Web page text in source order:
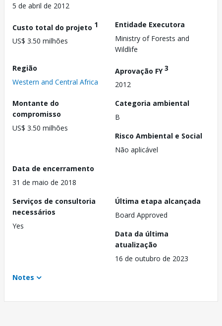
5 de abril de 2012
Custo total do projeto 1
US$ 3.50 milhões
Entidade Executora
Ministry of Forests and
Wildlife
Região
Western and Central Africa
Aprovação FY3
2012
Montante do
compromisso
US$ 3.50 milhões
Categoria ambiental
B
Risco Ambiental e Social
Não aplicável
Data de encerramento
31 de maio de 2018
Serviços de consultoria
necessários
Yes
Última etapa alcançada
Board Approved
Data da última
atualização
16 de outubro de 2023
Notes